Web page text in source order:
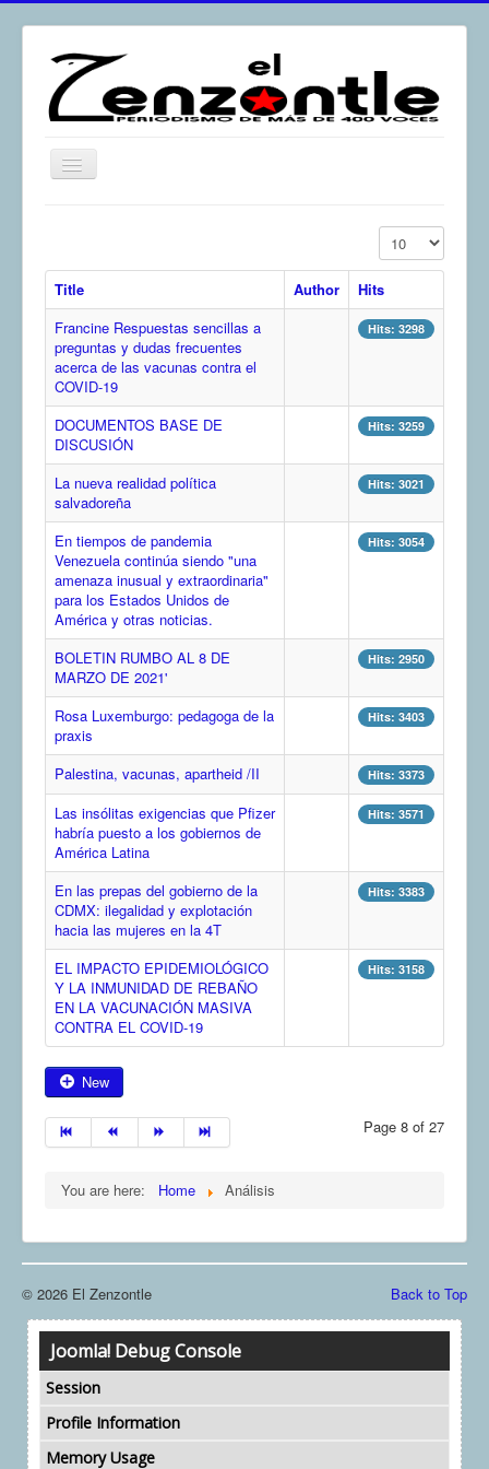
Toggle
Resistencia
Análisis
Multimedia
Archivos
Contacto
Afirmación
voz de la Casa de los pueblos
Display #
Title Author
Hits
Francine Respuestas sencillas a
preguntas y dudas frecuentes
acerca de las vacunas contra el
COVID-19
Hits: 3298
DOCUMENTOS BASE DE
DISCUSIÓN
Hits: 3259
La nueva realidad política
salvadoreña
Hits: 3021
En tiempos de pandemia
Venezuela continúa siendo "una
amenaza inusual y extraordinaria"
para los Estados Unidos de
América y otras noticias.
Hits: 3054
BOLETIN RUMBO AL 8 DE
MARZO DE 2021'
Hits: 2950
Rosa Luxemburgo: pedagoga de la
praxis
Hits: 3403
Palestina, vacunas, apartheid /II Hits: 3373
Las insólitas exigencias que Pfizer
habría puesto a los gobiernos de
América Latina
Hits: 3571
En las prepas del gobierno de la
CDMX: ilegalidad y explotación
hacia las mujeres en la 4T
Hits: 3383
EL IMPACTO EPIDEMIOLÓGICO
Y LA INMUNIDAD DE REBAÑO
EN LA VACUNACIÓN MASIVA
CONTRA EL COVID-19
Hits: 3158
New
Page 8 of 27
You are here: Home Análisis
Back to Top
© 2026 El Zenzontle
Joomla! Debug Console
Session
Profile Information
Memory Usage